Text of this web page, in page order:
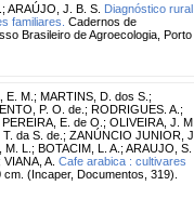
; ARAÚJO, J. B. S. Diagnóstico rural
familiares. Cadernos de
Brasileiro de Agroecologia, Porto
E. M. ; MARTINS, D. dos S. ;
P. O. de. ; RODRIGUES. A. ;
PEREIRA, E. de O. ; OLIVEIRA, J. M.
da S. de. ; ZANÚNCIO JUNIOR, J.
L. ; BOTACIM, L. A. ; ARAUJO, S.
VIANA, A. Cafe arabica : cultivares
(Incaper, Documentos, 319).